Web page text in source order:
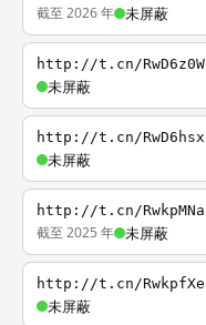
截至 2026 年 未屏蔽
http://t.cn/RwD6z0W
未屏蔽
http://t.cn/RwD6hsx
未屏蔽
http://t.cn/RwkpMNa
截至 2025 年 未屏蔽
http://t.cn/RwkpfXe
未屏蔽